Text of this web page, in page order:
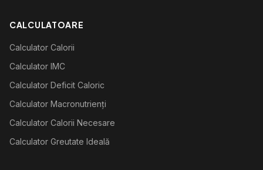
CALCULATOARE
Calculator Calorii
Calculator IMC
Calculator Deficit Caloric
Calculator Macronutrienți
Calculator Calorii Necesare
Calculator Greutate Ideală